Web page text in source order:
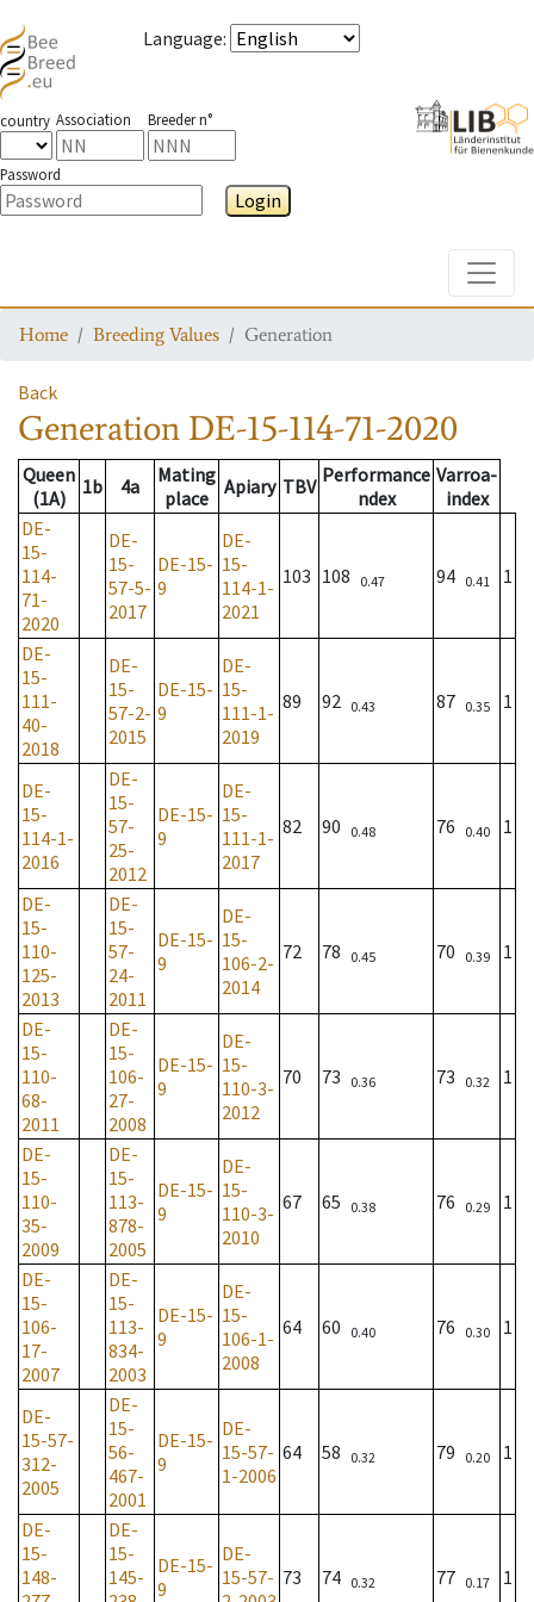
Language:
country Association Breeder n°
Password
Login
Home Breeding Values Generation
Back
Generation DE-15-114-71-2020
Queen
(1A)
1b 4a
Mating
place
Apiary TBV Performance
ndex
Varroa-
index
DE-
15-
114-
71-
2020
DE-
15-
57-5-
2017
DE-15-
9
DE-
15-
114-1-
2021
103 108 0.47 94 0.41 1
DE-
15-
111-
40-
2018
DE-
15-
57-2-
2015
DE-15-
9
DE-
15-
111-1-
2019
89 92 0.43 87 0.35 1
DE-
15-
114-1-
2016
DE-
15-
57-
25-
2012
DE-15-
9
DE-
15-
111-1-
2017
82 90 0.48 76 0.40 1
DE-
15-
110-
125-
2013
DE-
15-
57-
24-
2011
DE-15-
9
DE-
15-
106-2-
2014
72 78 0.45 70 0.39 1
DE-
15-
110-
68-
2011
DE-
15-
106-
27-
2008
DE-15-
9
DE-
15-
110-3-
2012
70 73 0.36 73 0.32 1
DE-
15-
110-
35-
2009
DE-
15-
113-
878-
2005
DE-15-
9
DE-
15-
110-3-
2010
67 65 0.38 76 0.29 1
DE-
15-
106-
17-
2007
DE-
15-
113-
834-
2003
DE-15-
9
DE-
15-
106-1-
2008
64 60 0.40 76 0.30 1
DE-
15-57-
312-
2005
DE-
15-
56-
467-
2001
DE-15-
9
DE-
15-57-
1-2006
64 58 0.32 79 0.20 1
DE-
15-
148-
DE-
15-
145-
DE-15-
9
DE-
15-57- 73 74 0.32 77 0.17 1